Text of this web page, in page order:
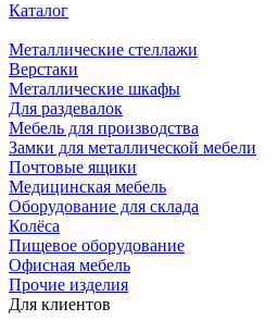
Каталог
Металлические стеллажи
Верстаки
Металлические шкафы
Для раздевалок
Мебель для производства
Замки для металлической мебели
Почтовые ящики
Медицинская мебель
Оборудование для склада
Колёса
Пищевое оборудование
Офисная мебель
Прочие изделия
Для клиентов